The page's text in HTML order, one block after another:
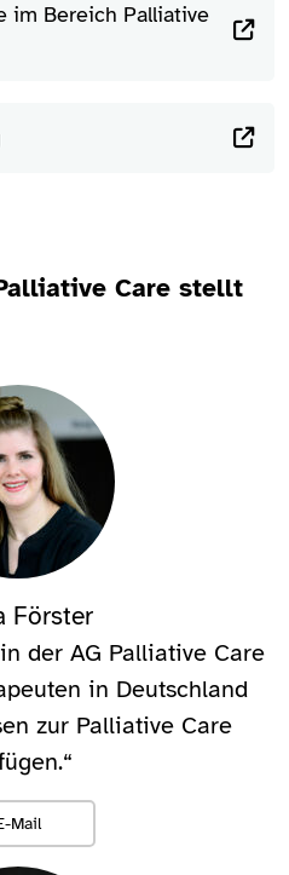
im Bereich Palliative
Care stellt
Förster
der AG Palliative Care
in Deutschland
zur Palliative Care
Mail